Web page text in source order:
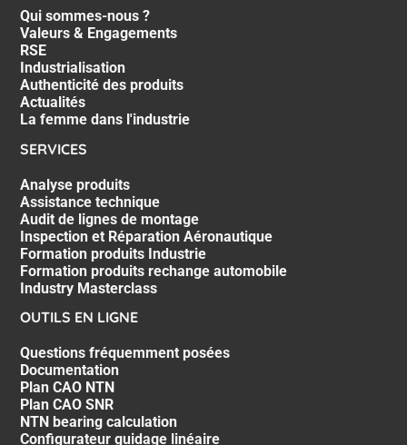
Qui sommes-nous ?
Valeurs & Engagements
RSE
Industrialisation
Authenticité des produits
Actualités
La femme dans l'industrie
SERVICES
Analyse produits
Assistance technique
Audit de lignes de montage
Inspection et Réparation Aéronautique
Formation produits Industrie
Formation produits rechange automobile
Industry Masterclass
OUTILS EN LIGNE
Questions fréquemment posées
Documentation
Plan CAO NTN
Plan CAO SNR
NTN bearing calculation
Configurateur guidage linéaire